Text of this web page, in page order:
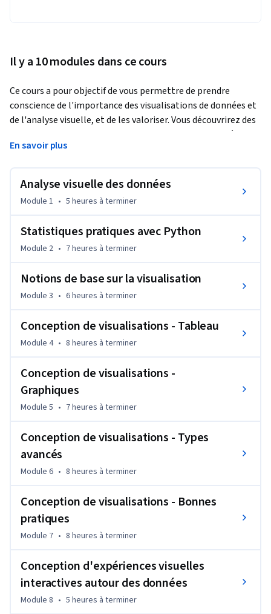
Il y a 10 modules dans ce cours
Ce cours a pour objectif de vous permettre de prendre
conscience de l'importance des visualisations de données et
de l'analyse visuelle, et de les valoriser. Vous découvrirez des
techniques pratiques d'analyse exploratoire des données
(EDA) à l'aide de bibliothèques et d'outils de création de
tabulaires. Vous apprendrez à concevoir des visualisations et
des tableaux de bord qui réduisent la charge cognitive, en
tirant efficacement parti de la mémoire à court terme.
Tout au long du cours, nous aborderons un large éventail de
sujets, notamment l’utilisation du pouvoir de la narration à
travers les visualisations et les tableaux de bord afin de
de votre public. De plus, vous apprendrez à comparer et à
déterminer les bibliothèques de visualisation de données et
thèmes sont conçus pour vous donner un aperçu de ce qui
vous attend dans ce programme d’études, en vous dotant des
dans le domaine de la visualisation de données.
En savoir plus
Analyse visuelle des données
Module 1 • 5 heures à terminer
Statistiques pratiques avec Python
Module 2 • 7 heures à terminer
Notions de base sur la visualisation
Module 3 • 6 heures à terminer
Conception de visualisations - Tableau
Module 4 • 8 heures à terminer
Conception de visualisations -
Graphiques
Module 5 • 7 heures à terminer
Conception de visualisations - Types
avancés
Module 6 • 8 heures à terminer
Conception de visualisations - Bonnes
pratiques
Module 7 • 8 heures à terminer
Conception d'expériences visuelles
interactives autour des données
Module 8 • 5 heures à terminer